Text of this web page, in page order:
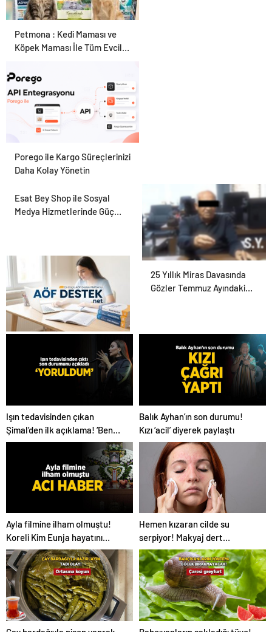
Petmona : Kedi Maması ve
Köpek Maması İle Tüm Evcil
Porego ile Kargo Süreçlerinizi
Daha Kolay Yönetin
Esat Bey Shop ile Sosyal
Medya Hizmetlerinde Güçlü
25 Yıllık Miras Davasında
Gözler Temmuz Ayındaki
Aradığınız Tüm AÖF Sınav
Soruları ve Canlı
Açıköğretim Forumu
Işın tedavisinden çıkan
Şimal’den ilk açıklama! ‘Ben
çok yoruldum’
Balık Ayhan’ın son durumu!
Kızı ‘acil’ diyerek paylaştı
Ayla filmine ilham olmuştu!
Koreli Kim Eunja hayatını
kaybetti
Hemen kızaran cilde su
serpiyor! Makyaj dert
olmayacak, 2 ürün yetiyor